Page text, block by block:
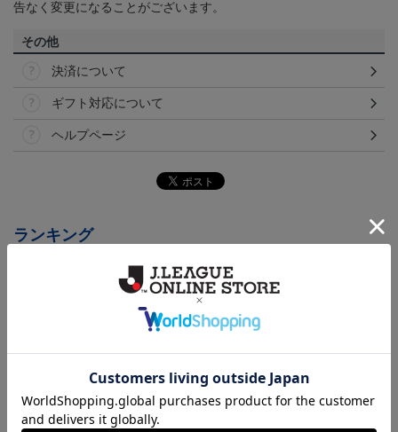
告なく変更になることがございます。
その他
決済について
ギフト対応について
ヘルプページ
ランキング